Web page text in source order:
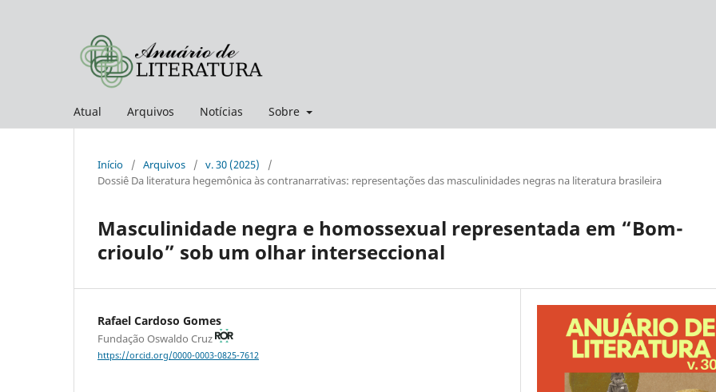
Atual Arquivos Notícias Sobre
Início / Arquivos / v. 30 (2025)
/
Dossiê Da literatura hegemônica às contranarrativas: representações das masculinidades negras na literatura brasileira
Masculinidade negra e homossexual representada em “Bom-
crioulo” sob um olhar interseccional
Rafael Cardoso Gomes
Fundação Oswaldo Cruz
https://orcid.org/0000-0003-0825-7612